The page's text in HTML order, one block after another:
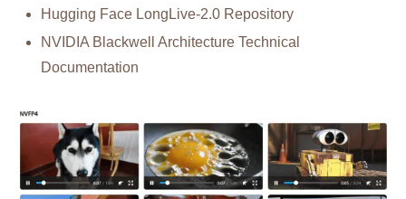
Hugging Face LongLive-2.0 Repository
NVIDIA Blackwell Architecture Technical
Documentation